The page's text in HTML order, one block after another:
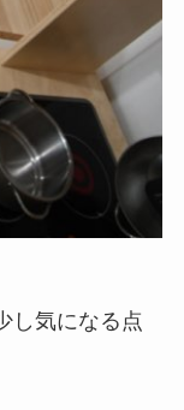
し気になる点